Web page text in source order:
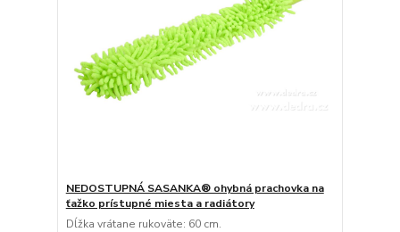
NEDOSTUPNÁ SASANKA® ohybná prachovka na
ťažko prístupné miesta a radiátory
Dĺžka vrátane rukoväte: 60 cm.